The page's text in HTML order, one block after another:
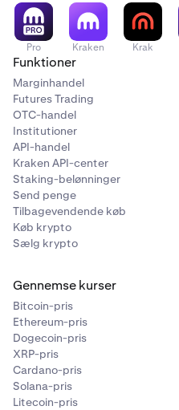
Pro Kraken Krak
Funktioner
Marginhandel
Futures Trading
OTC-handel
Institutioner
API-handel
Kraken API-center
Staking-belønninger
Send penge
Tilbagevendende køb
Køb krypto
Sælg krypto
Gennemse kurser
Bitcoin-pris
Ethereum-pris
Dogecoin-pris
XRP-pris
Cardano-pris
Solana-pris
Litecoin-pris